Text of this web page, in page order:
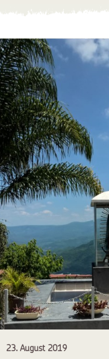
23. August 2019